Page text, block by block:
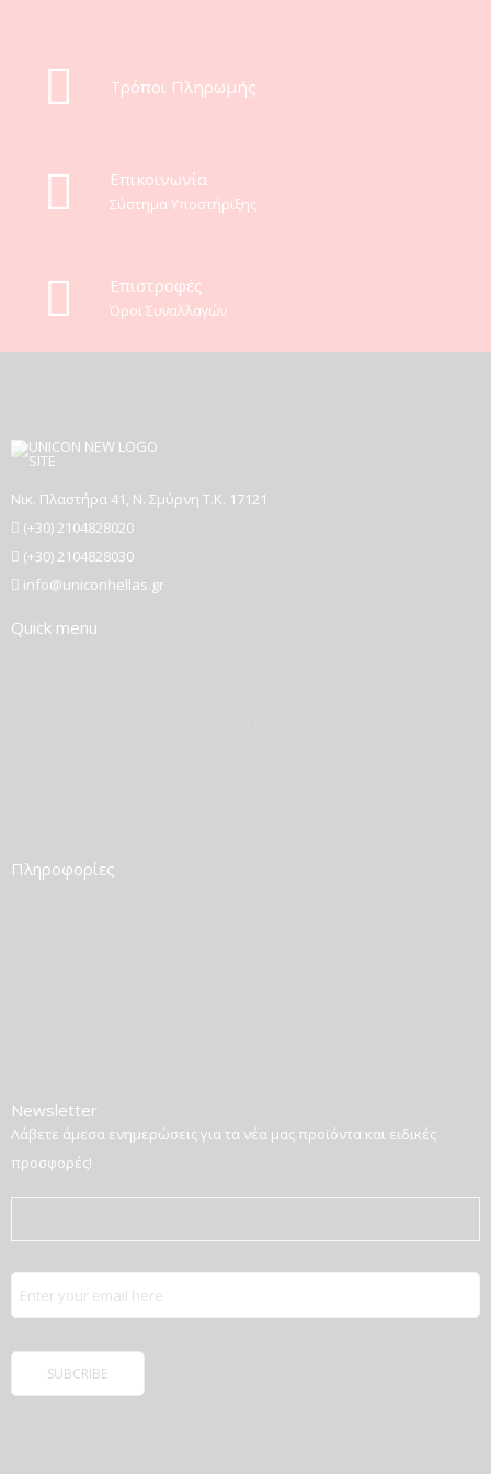
Τρόποι Πληρωμής
Eπικοινωνία
Σύστημα Υποστήριξης
Επιστροφές
Όροι Συναλλαγών
Νικ. Πλαστήρα 41, Ν. Σμύρνη T.K. 17121
(+30) 2104828020
(+30) 2104828030
info@uniconhellas.gr
Quick menu
Πληροφορίες
Newsletter
Λάβετε άμεσα ενημερώσεις για τα νέα μας προϊόντα και ειδικές
προσφορές!